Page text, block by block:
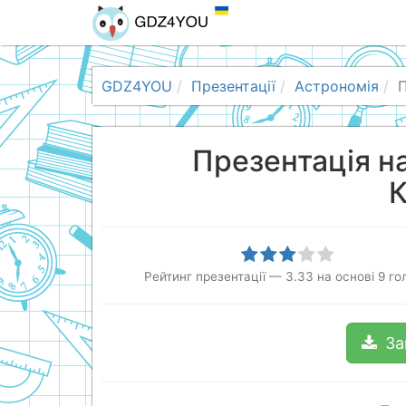
GDZ4YOU Презентації Астрономія
Презентація
Рейтинг презентації — 3.33 на основі 9